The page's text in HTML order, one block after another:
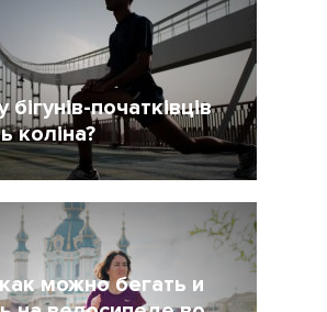
початківців
коліна?
можно бегать и